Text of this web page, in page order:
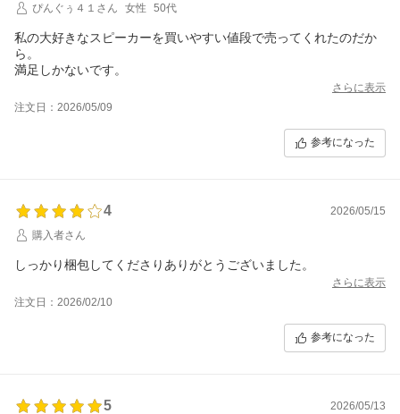
ぴんぐぅ４１さん
女性 50代
私の大好きなスピーカーを買いやすい値段で売ってくれたのだか
ら。
満足しかないです。
さらに表示
注文日：2026/05/09
参考になった
4
2026/05/15
購入者さん
しっかり梱包してくださりありがとうございました。
さらに表示
注文日：2026/02/10
参考になった
5
2026/05/13